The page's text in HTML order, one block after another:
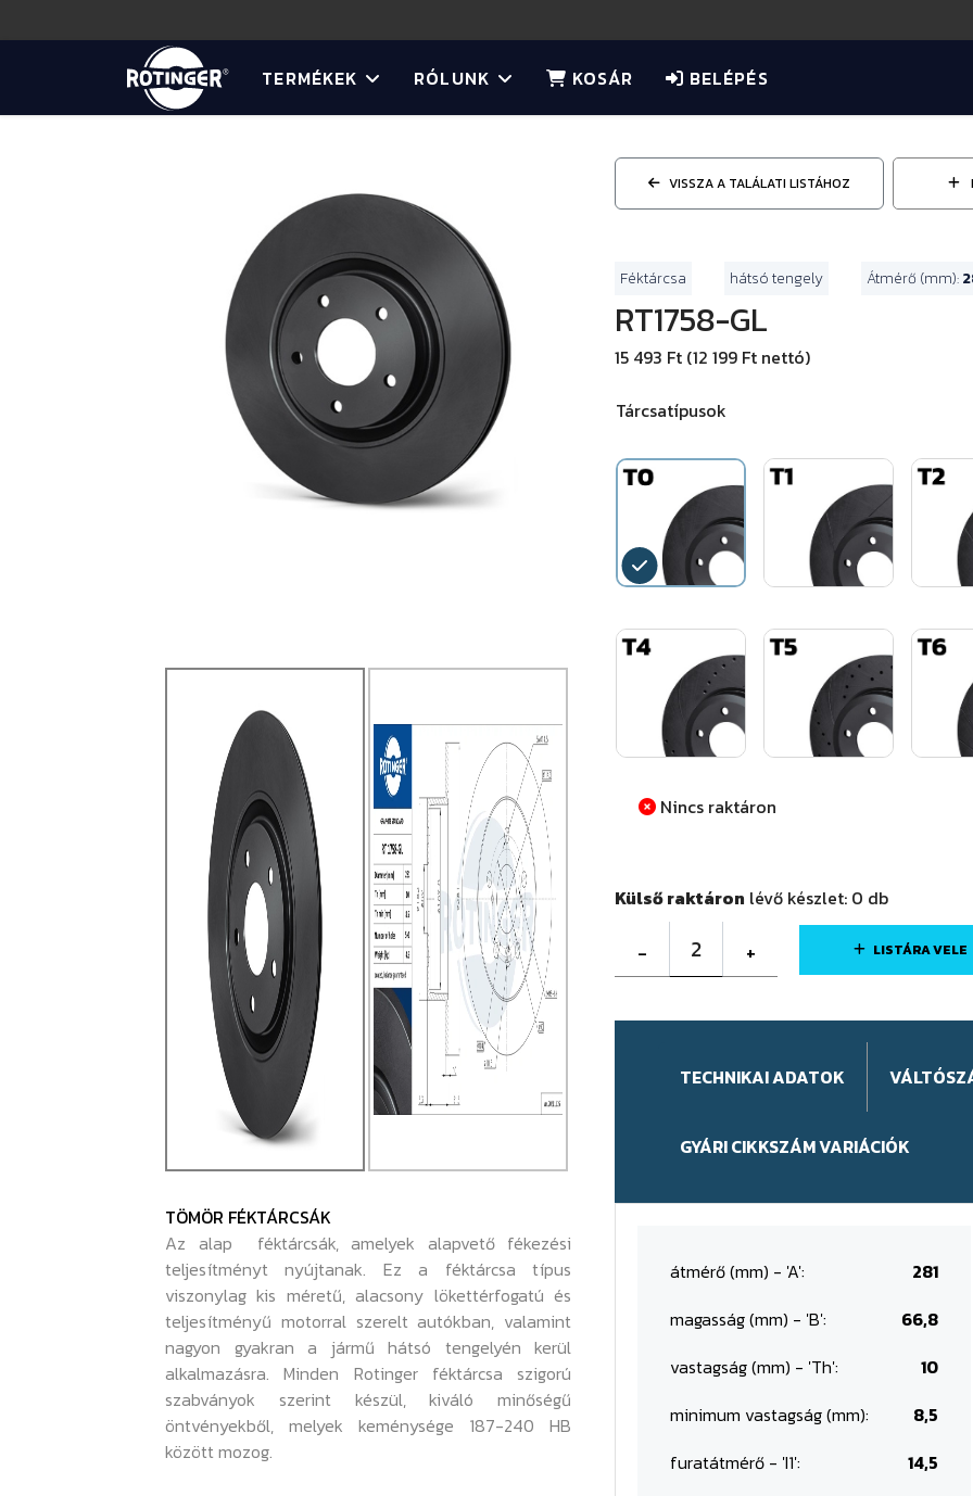
TERMÉKEK RÓLUNK KOSÁR BELÉPÉS
TÖMÖR FÉKTÁRCSÁK
Az alap féktárcsák, amelyek alapvető fékezési
teljesítményt nyújtanak. Ez a féktárcsa típus
viszonylag kis méretű, alacsony lökettérfogatú és
teljesítményű motorral szerelt autókban, valamint
nagyon gyakran a jármű hátsó tengelyén kerül
alkalmazásra. Minden Rotinger féktárcsa szigorú
szabványok szerint készül, kiváló minőségű
öntvényekből, melyek keménysége 187-240 HB
között mozog.
VISSZA A TALÁLATI LISTÁHOZ
Féktárcsa hátsó tengely Átmérő (mm):
RT1758-GL
15 493 Ft (12 199 Ft nettó)
Tárcsatípusok
Nincs raktáron
Külső raktáron lévő készlet: 0 db
- 2 + LISTÁRA VELE
TECHNIKAI ADATOK
GYÁRI CIKKSZÁM VARIÁCIÓK
átmérő (mm) - 'A':
281
magasság (mm) - 'B':
66,8
vastagság (mm) - 'Th':
10
minimum vastagság (mm):
8,5
furatátmérő - 'I1':
14,5